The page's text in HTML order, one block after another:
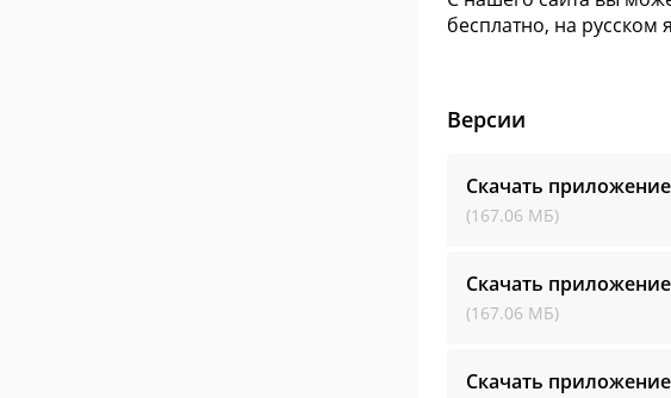
бесплатно, на русском
Версии
Скачать
(167.06 МБ)
Скачать
(167.06 МБ)
Скачать